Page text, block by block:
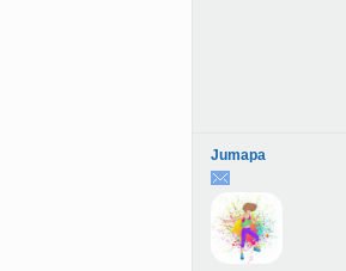
Jumapa